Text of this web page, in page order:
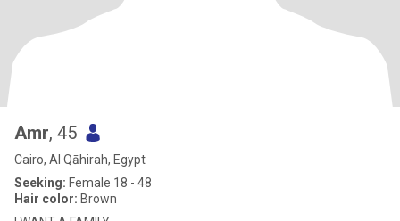
Amr, 45
Cairo, Al Qāhirah, Egypt
Seeking: Female 18 - 48
Hair color: Brown